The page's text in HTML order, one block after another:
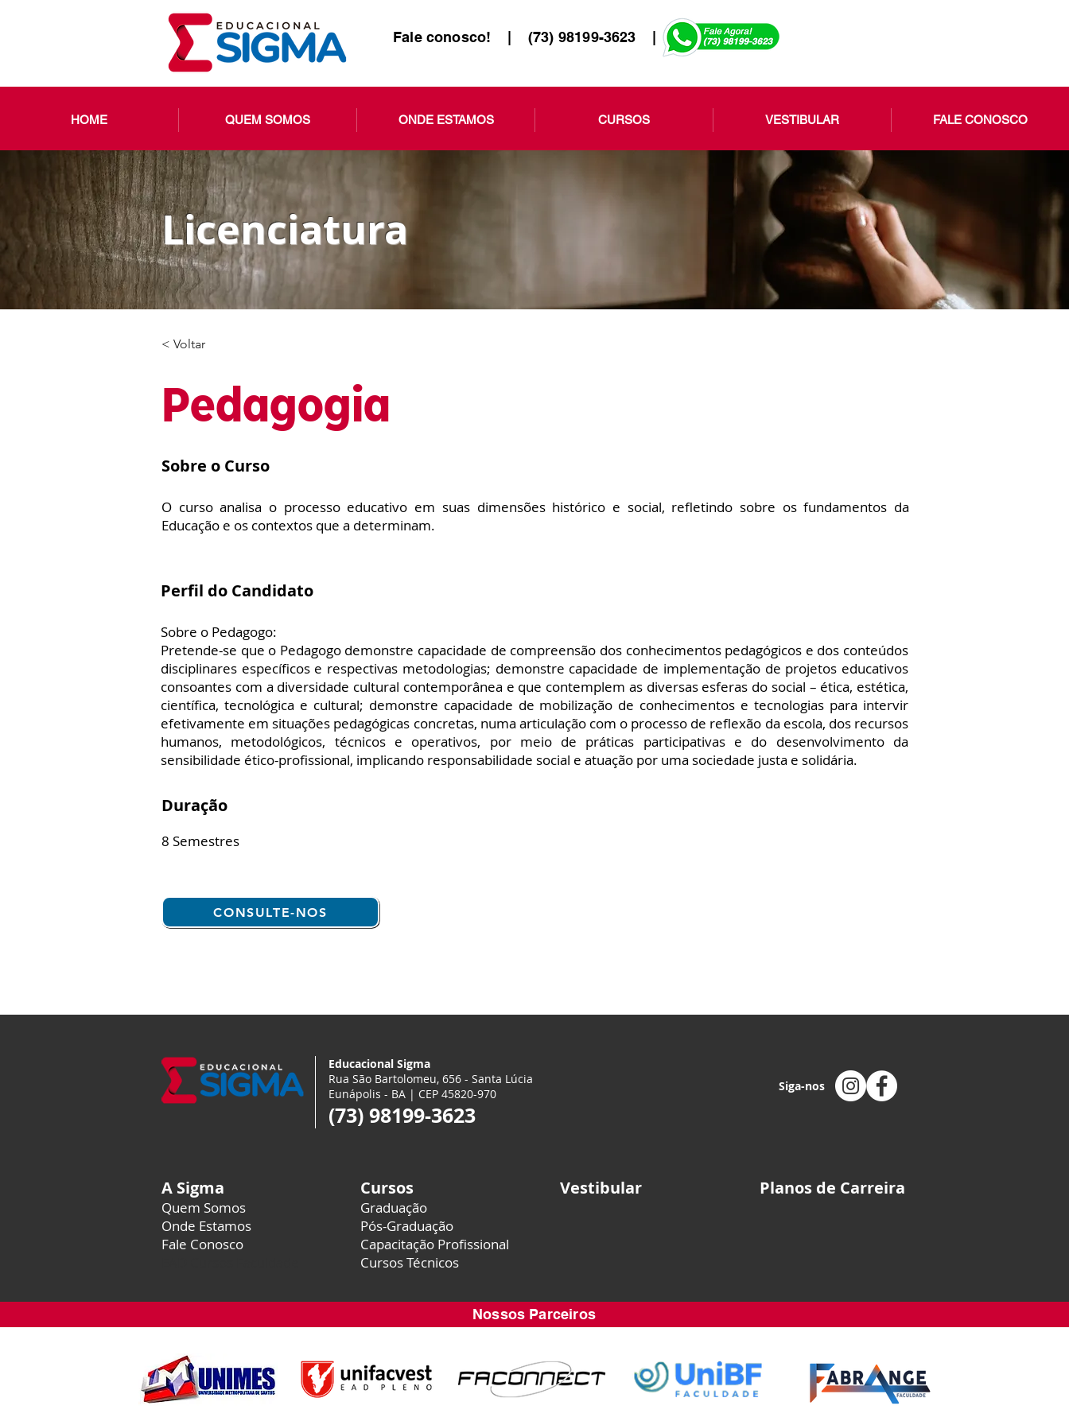
Fale conosco! | (73) 98199-3623 |
HOME QUEM SOMOS ONDE ESTAMOS CURSOS VESTIBULAR FALE CONOSCO
Licenciatura
< Voltar
Pedagogia
Sobre o Curso
O curso analisa o processo educativo em suas dimensões histórico e social, refletindo sobre os fundamentos da
Educação e os contextos que a determinam.
Perfil do Candidato
Sobre o Pedagogo:
Pretende-se que o Pedagogo demonstre capacidade de compreensão dos conhecimentos pedagógicos e dos conteúdos
disciplinares específicos e respectivas metodologias; demonstre capacidade de implementação de projetos educativos
consoantes com a diversidade cultural contemporânea e que contemplem as diversas esferas do social – ética, estética,
científica, tecnológica e cultural; demonstre capacidade de mobilização de conhecimentos e tecnologias para intervir
efetivamente em situações pedagógicas concretas, numa articulação com o processo de reflexão da escola, dos recursos
humanos, metodológicos, técnicos e operativos, por meio de práticas participativas e do desenvolvimento da
sensibilidade ético-profissional, implicando responsabilidade social e atuação por uma sociedade justa e solidária.
Duração
8 Semestres
CONSULTE-NOS
A Sigma
Quem Somos
Onde Estamos
Fale Conosco
Cursos
Graduação
Pós-Graduação
Capacitação Profissional
Cursos Técnicos
Vestibular Planos de Carreira
Nossos Parceiros
Educacional Sigma
Rua São Bartolomeu, 656 - Santa Lúcia
Eunápolis - BA | CEP 45820-970
(73) 98199-3623
Siga-nos